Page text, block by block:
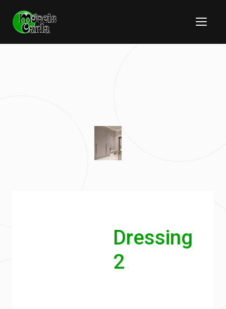
Dressing
2